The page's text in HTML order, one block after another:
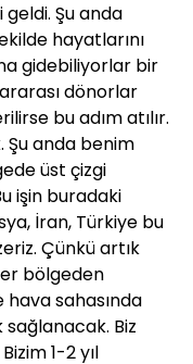
Şu anda
hayatlarını
gidebiliyorlar bir
dönorlar
bu adım atılır.
Şu anda benim
üst çizgi
işin buradaki
İran, Türkiye bu
Çünkü artık
bölgeden
hava sahasında
sağlanacak. Biz
1-2 yıl